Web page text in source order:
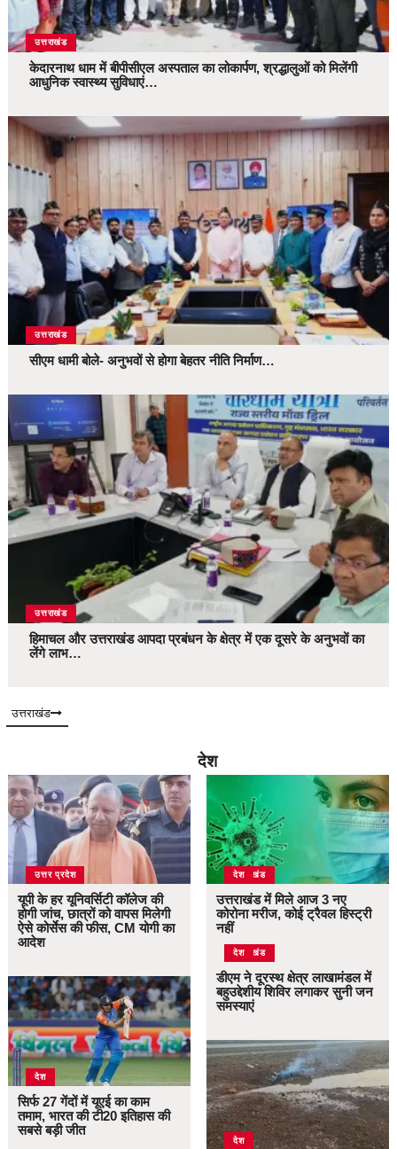
उत्तराखंड
केदारनाथ धाम में बीपीसीएल अस्पताल का लोकार्पण, श्रद्धालुओं को मिलेंगी
आधुनिक स्वास्थ्य सुविधाएं…
उत्तराखंड
सीएम धामी बोले- अनुभवों से होगा बेहतर नीति निर्माण…
उत्तराखंड
हिमाचल और उत्तराखंड आपदा प्रबंधन के क्षेत्र में एक दूसरे के अनुभवों का
लेंगे लाभ…
उत्तराखंड
देश
उत्तर प्रदेश
यूपी के हर यूनिवर्सिटी कॉलेज की
होगी जांच, छात्रों को वापस मिलेगी
ऐसे कोर्सेस की फीस, CM योगी का
आदेश
देश
सिर्फ 27 गेंदों में यूएई का काम
तमाम, भारत की टी20 इतिहास की
सबसे बड़ी जीत
उत्तराखंड
देश
उत्तराखंड में मिले आज 3 नए
कोरोना मरीज, कोई ट्रैवल हिस्ट्री
नहीं
उत्तराखंड
देश
डीएम ने दूरस्थ क्षेत्र लाखामंडल में
बहुउद्देशीय शिविर लगाकर सुनी जन
समस्याएं
देश